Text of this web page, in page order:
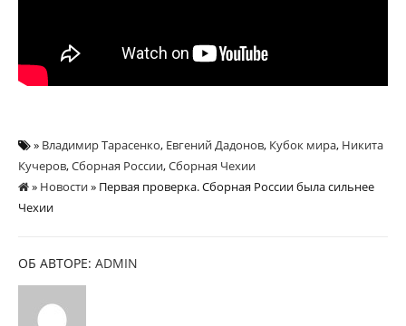
» Владимир Тарасенко, Евгений Дадонов, Кубок мира, Никита
Кучеров,Сборная России,Сборная Чехии
» Новости» Первая проверка. Сборная России была сильнее
Чехии
ОБ АВТОРЕ: ADMIN